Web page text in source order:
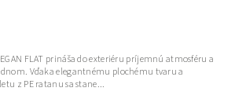
FLAT prináša do exteriéru príjemnú atmosféru a
Vďaka elegantnému plochému tvaru a
z PE ratanu sa stane...